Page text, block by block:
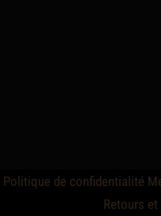
Politique de confidentialité
Retours